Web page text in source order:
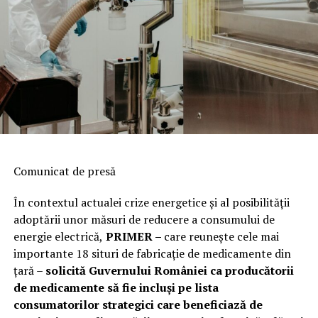
Comunicat de presă
În contextul actualei crize energetice și al posibilității
adoptării unor măsuri de reducere a consumului de
energie electrică, PRIMER – care reuneşte cele mai
importante 18 situri de fabricaţie de medicamente din
ţară – solicită Guvernului României ca producătorii
de medicamente să fie incluși pe lista
consumatorilor strategici care beneficiază de